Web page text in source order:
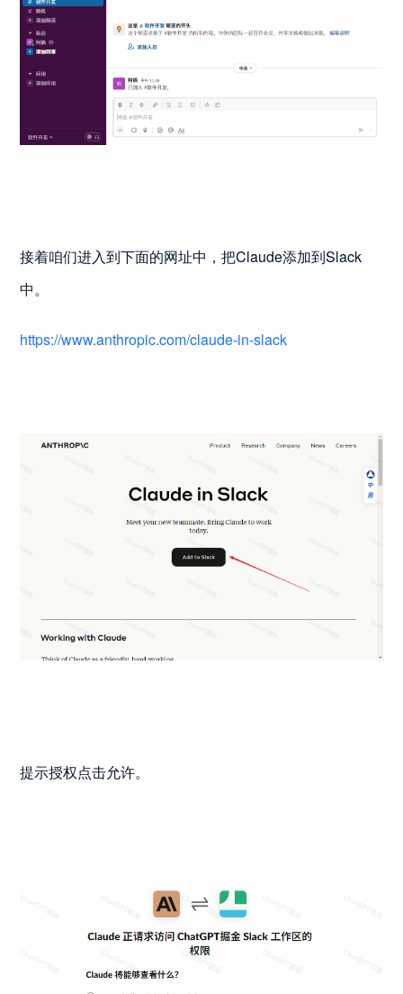
接着咱们进入到下面的网址中，把Claude添加到Slack
中。
https://www.anthropic.com/claude-in-slack
提示授权点击允许。